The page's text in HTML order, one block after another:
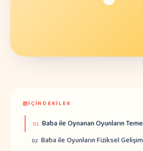
İÇINDEKILER
01 Baba ile Oynanan Oyunların
02 Baba ile Oyunların Fiziksel